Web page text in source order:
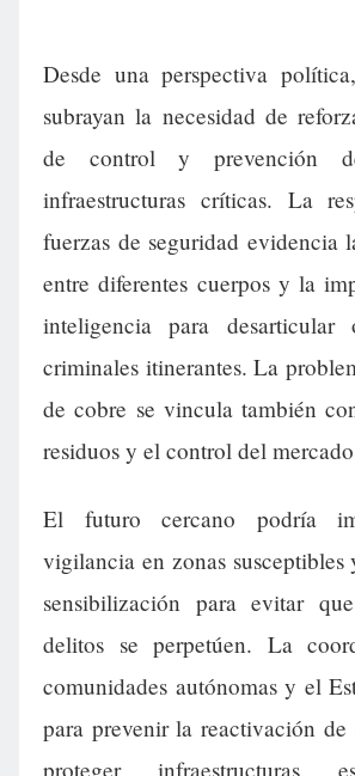
Desde una perspectiva
subrayan la necesidad de
de control y prevención
infraestructuras críticas. La
fuerzas de seguridad evidencia
entre diferentes cuerpos y la
inteligencia para desarticular
criminales itinerantes. La
de cobre se vincula también
residuos y el control del
El futuro cercano podría
vigilancia en zonas susceptibles
sensibilización para evitar
delitos se perpetúen. La
comunidades autónomas y el
para prevenir la reactivación de
proteger infraestructuras